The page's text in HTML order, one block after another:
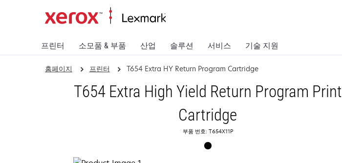
프린터 소모품 & 부품 산업 솔루션 서비스 기술 지원
홈페이지 프린터 T654 Extra HY Return Program Cartridge
T654 Extra High Yield Return Program Print
Cartridge
부품 번호: T654X11P